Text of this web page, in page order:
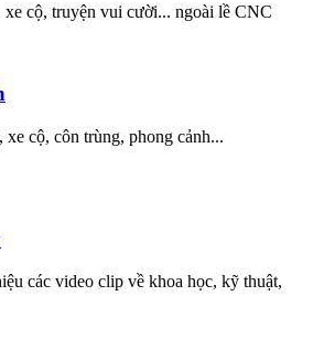
xe cộ, truyện vui cười... ngoài lề CNC
cộ, côn trùng, phong cảnh...
các video clip về khoa học, kỹ thuật,